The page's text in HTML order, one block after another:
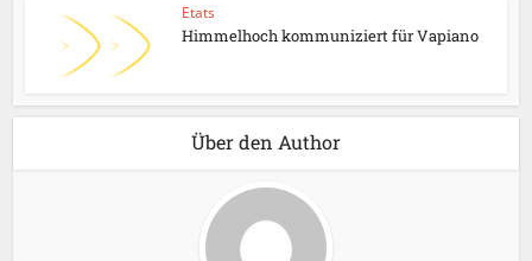
Etats
Himmelhoch kommuniziert für Vapiano
Über den Author